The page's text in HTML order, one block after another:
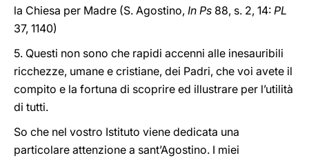
la Chiesa per Madre (S. Agostino, In Ps 88, s. 2, 14: PL
37, 1140)
5. Questi non sono che rapidi accenni alle inesauribili
ricchezze, umane e cristiane, dei Padri, che voi avete il
compito e la fortuna di scoprire ed illustrare per l’utilità
di tutti.
So che nel vostro Istituto viene dedicata una
particolare attenzione a sant’Agostino. I miei